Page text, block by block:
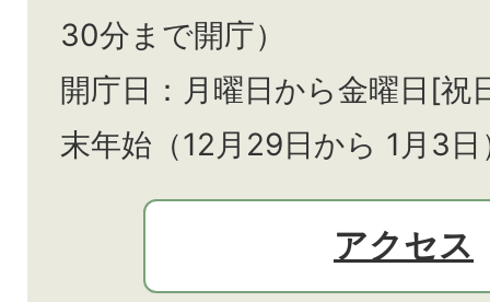
30分まで開庁）
開庁日：月曜日から金曜日[祝
末年始（12月29日から 1月3
アクセス